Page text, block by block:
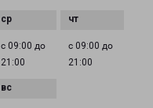
с 09:00 до
21:00
с 09:00 до
21:00